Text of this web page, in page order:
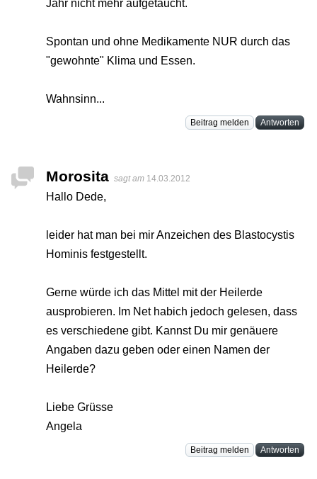
Jahr nicht mehr aufgetaucht.
Spontan und ohne Medikamente NUR durch das
"gewohnte" Klima und Essen.
Wahnsinn...
Beitrag melden Antworten
Morosita sagt am 14.03.2012
Hallo Dede,
leider hat man bei mir Anzeichen des Blastocystis
Hominis festgestellt.
Gerne würde ich das Mittel mit der Heilerde
ausprobieren. Im Net habich jedoch gelesen, dass
es verschiedene gibt. Kannst Du mir genäuere
Angaben dazu geben oder einen Namen der
Heilerde?
Liebe Grüsse
Angela
Beitrag melden Antworten